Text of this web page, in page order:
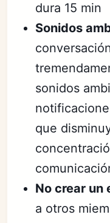
dura 15 min
Sonidos
sonidos
que
No crear un
a otros